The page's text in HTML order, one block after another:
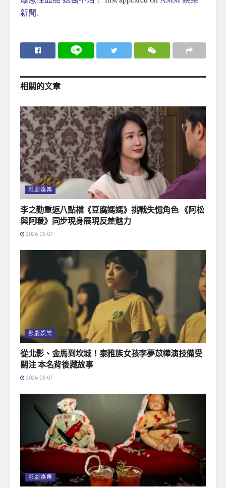
新聞.
相關的文章
影劇娛樂
李之勤重返八點檔《豆腐媽媽》挑戰失憶角色 《阿松
與阿暖》同步現身展現反差魅力
2026-06-07
影劇娛樂
從北影、金馬到坎城！泰雅族女孩李夢苡樺演技備受
關注 本名背後藏故事
2026-06-07
影劇娛樂